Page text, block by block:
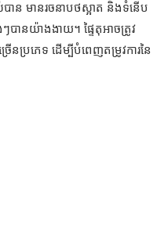
បាន មាន​រចនាបថ​ស្អាត និង​ទំនើប
បាន​យ៉ាង​ងាយ។ ផ្ទៃតុ​អាច​ត្រូវ​
ប្រភេទ ដើម្បី​បំពេញ​តម្រូវការ​នៃ​